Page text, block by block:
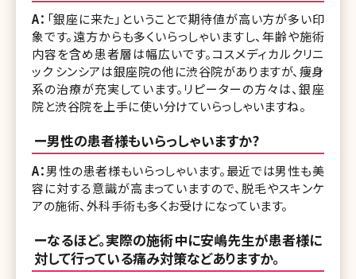
A： 「銀座に来た」ということで期待値が高い方が多い印
象です。遠方からも多くいらっしゃいますし、年齢や施術
内容を含め患者層は幅広いです。コスメディカルクリニ
ック シンシアは銀座院の他に渋谷院がありますが、痩身
系の治療が充実しています。リピーターの方々は、銀座
院と渋谷院を上手に使い分けていらっしゃいますね。
ー男性の患者様もいらっしゃいますか?
A：男性の患者様もいらっしゃいます。最近では男性も美
容に対する意識が高まっていますので、脱毛やスキンケ
アの施術、外科手術も多くお受けになっています。
ーなるほど。実際の施術中に安嶋先生が患者様に
対して行っている痛み対策などありますか。